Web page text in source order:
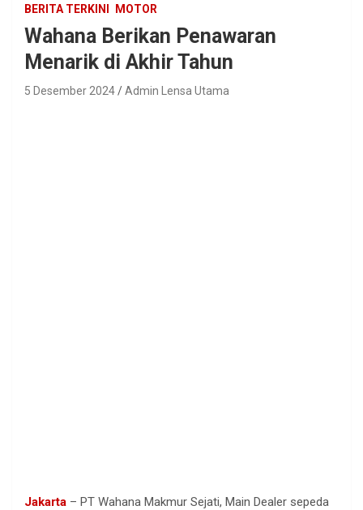
BERITA TERKINI MOTOR
Wahana Berikan Penawaran
Menarik di Akhir Tahun
5 Desember 2024 Admin Lensa Utama
Jakarta – PT Wahana Makmur Sejati, Main Dealer sepeda